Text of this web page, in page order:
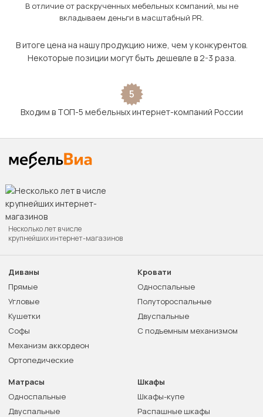
В отличие от раскрученных мебельных компаний, мы не
вкладываем деньги в масштабный PR.
В итоге цена на нашу продукцию ниже, чем у конкурентов.
Некоторые позиции могут быть дешевле в 2-3 раза.
5
Входим в ТОП-5 мебельных интернет-компаний России
Несколько лет в числе
крупнейших интернет-магазинов
Диваны
Прямые
Угловые
Кушетки
Софы
Механизм аккордеон
Ортопедические
Кровати
Односпальные
Полутороспальные
Двуспальные
С подъемным механизмом
Матрасы
Односпальные
Двуспальные
Шкафы
Шкафы-купе
Распашные шкафы